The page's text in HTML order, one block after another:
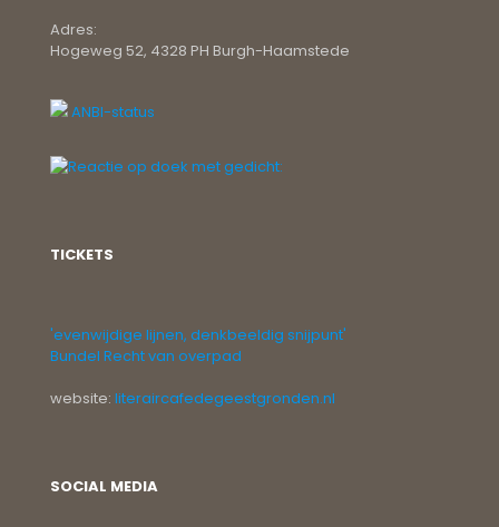
Adres:
Hogeweg 52, 4328 PH Burgh-Haamstede
ANBI-status
TICKETS
'evenwijdige lijnen, denkbeeldig snijpunt'
Bundel Recht van overpad
website: literaircafedegeestgronden.nl
SOCIAL MEDIA